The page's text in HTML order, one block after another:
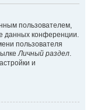
пользователем,
данных конференции.
пользователя
Личный раздел.
и